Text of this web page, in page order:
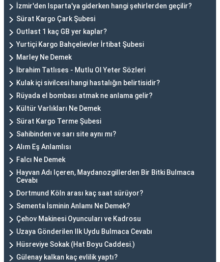
İzmir'den Isparta'ya giderken hangi şehirlerden geçilir?
Sürat Kargo Çark Şubesi
Outlast 1 kaç GB yer kaplar?
Yurtiçi Kargo Bahçelievler İrtibat Şubesi
Marley Ne Demek
İbrahim Tatlıses - Mutlu Ol Yeter Sözleri
Kulak içi sivilcesi hangi hastalığın belirtisidir?
Rüyada el bombası atmak ne anlama gelir?
Kültür Varlıkları Ne Demek
Sürat Kargo Terme Şubesi
Sahibinden ve sarı site aynı mı?
Alım Eş Anlamlısı
Falcı Ne Demek
Hayvan Adı Içeren, Maydanozgillerden Bir Bitki Bulmaca
Cevabı
Dortmund Köln arası kaç saat sürüyor?
Sementa İsminin Anlamı Ne Demek?
Çehov Makinesi Oyuncuları ve Kadrosu
Uzaya Gönderilen Ilk Uydu Bulmaca Cevabı
Hüsreviye Sokak (Hat Boyu Caddesi.)
Gülenay kalkan kaç evlilik yaptı?